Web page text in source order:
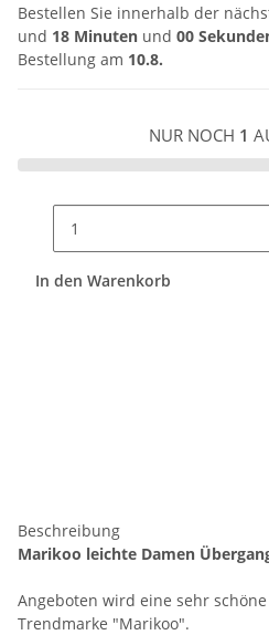
Bestellen Sie innerhalb der
und 18 Minuten und 00
Bestellung am 10.8.
NUR NOCH 1
In den Warenkorb
Beschreibung
Marikoo leichte Damen
Angeboten wird eine sehr
Trendmarke "Marikoo".